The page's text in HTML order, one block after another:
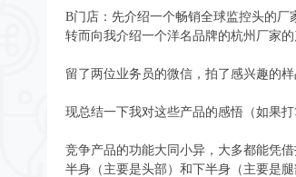
B门店：先介绍一个畅销全球监控头的厂
转而向我介绍一个洋名品牌的杭州厂家
留了两位业务员的微信，拍了感兴趣的
现总结一下我对这些产品的感悟（如果
竞争产品的功能大同小异，大多都能凭
半身（主要是头部）和下半身（主要是